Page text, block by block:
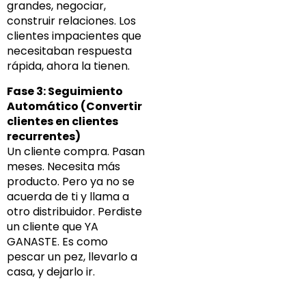
grandes, negociar,
construir relaciones. Los
clientes impacientes que
necesitaban respuesta
rápida, ahora la tienen.
Fase 3: Seguimiento
Automático (Convertir
clientes en clientes
recurrentes)
Un cliente compra. Pasan
meses. Necesita más
producto. Pero ya no se
acuerda de ti y llama a
otro distribuidor. Perdiste
un cliente que YA
GANASTE. Es como
pescar un pez, llevarlo a
casa, y dejarlo ir.